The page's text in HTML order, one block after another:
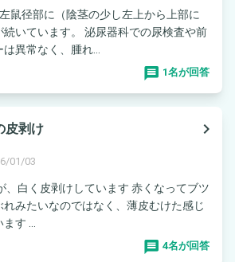
鼠径部に（陰茎の少し左上から上部に
いています。 泌尿器科での尿検査や前
異常なく、腫れ...
1名が回答
皮剥け
navigate_next
01/03
剥けしています 赤くなってブツ
みたいなのではなく、薄皮むけた感じ
す ...
4名が回答